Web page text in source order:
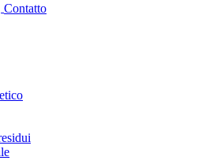
Contatto